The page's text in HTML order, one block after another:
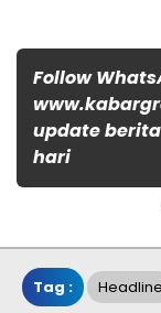
Follow
update
hari
Tag : Headline